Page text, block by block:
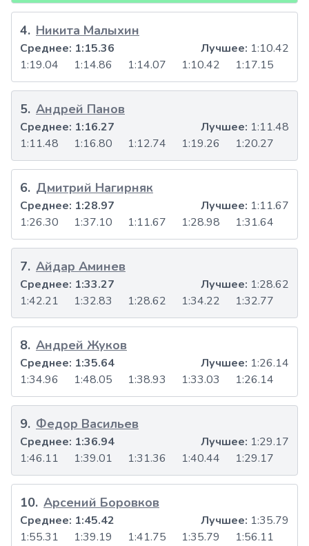
4. Никита Малыхин
1:19.04 1:14.86 1:14.07 1:10.42 1:17.15
Среднее: 1:15.36 Лучшее: 1:10.42
5. Андрей Панов
1:11.48 1:16.80 1:12.74 1:19.26 1:20.27
Среднее: 1:16.27 Лучшее: 1:11.48
6. Дмитрий Нагирняк
1:26.30 1:37.10 1:11.67 1:28.98 1:31.64
Среднее: 1:28.97 Лучшее: 1:11.67
7. Айдар Аминев
1:42.21 1:32.83 1:28.62 1:34.22 1:32.77
Среднее: 1:33.27 Лучшее: 1:28.62
8. Андрей Жуков
1:34.96 1:48.05 1:38.93 1:33.03 1:26.14
Среднее: 1:35.64 Лучшее: 1:26.14
9. Федор Васильев
1:46.11 1:39.01 1:31.36 1:40.44 1:29.17
Среднее: 1:36.94 Лучшее: 1:29.17
10. Арсений Боровков
1:55.31 1:39.19 1:41.75 1:35.79 1:56.11
Среднее: 1:45.42 Лучшее: 1:35.79